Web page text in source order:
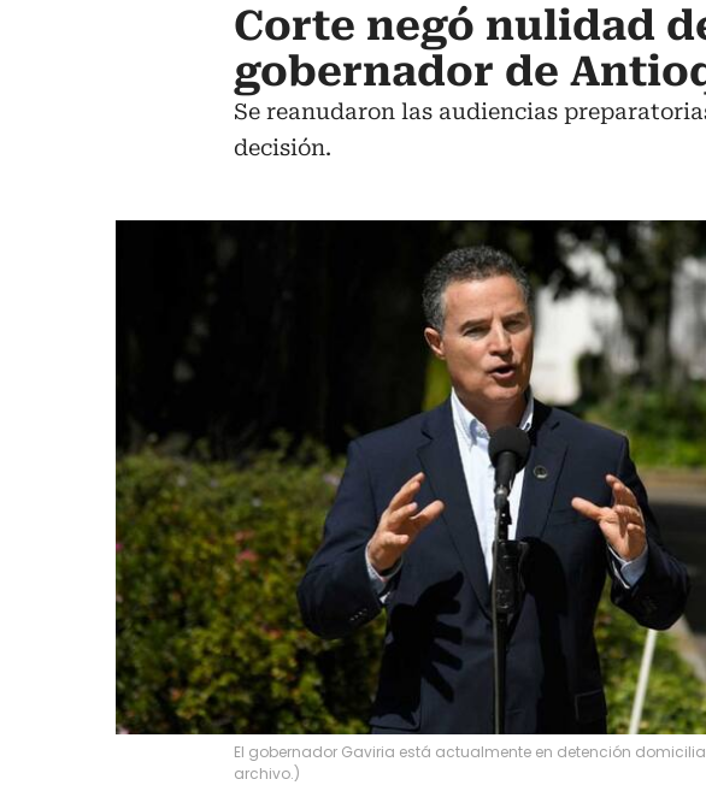
Corte negó nulidad
gobernador de
Se reanudaron las audiencias
decisión.
El gobernador Gaviria está actualmente en detención
archivo.)